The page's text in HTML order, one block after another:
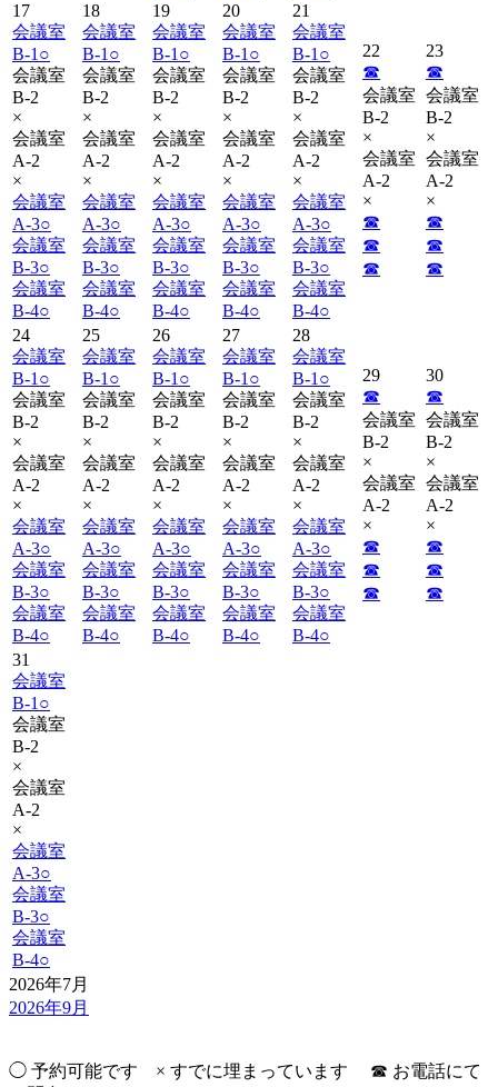
17
会議室
B-1○
会議室
B-2
×
会議室
A-2
×
会議室
A-3○
会議室
B-3○
会議室
B-4○
18
会議室
B-1○
会議室
B-2
×
会議室
A-2
×
会議室
A-3○
会議室
B-3○
会議室
B-4○
19
会議室
B-1○
会議室
B-2
×
会議室
A-2
×
会議室
A-3○
会議室
B-3○
会議室
B-4○
20
会議室
B-1○
会議室
B-2
×
会議室
A-2
×
会議室
A-3○
会議室
B-3○
会議室
B-4○
21
会議室
B-1○
会議室
B-2
×
会議室
A-2
×
会議室
A-3○
会議室
B-3○
会議室
B-4○
22
☎︎
会議室
B-2
×
会議室
A-2
×
☎︎
☎︎
☎︎
23
☎︎
会議室
B-2
×
会議室
A-2
×
☎︎
☎︎
☎︎
24
会議室
B-1○
会議室
B-2
×
会議室
A-2
×
会議室
A-3○
会議室
B-3○
会議室
B-4○
25
会議室
B-1○
会議室
B-2
×
会議室
A-2
×
会議室
A-3○
会議室
B-3○
会議室
B-4○
26
会議室
B-1○
会議室
B-2
×
会議室
A-2
×
会議室
A-3○
会議室
B-3○
会議室
B-4○
27
会議室
B-1○
会議室
B-2
×
会議室
A-2
×
会議室
A-3○
会議室
B-3○
会議室
B-4○
28
会議室
B-1○
会議室
B-2
×
会議室
A-2
×
会議室
A-3○
会議室
B-3○
会議室
B-4○
29
☎︎
会議室
B-2
×
会議室
A-2
×
☎︎
☎︎
☎︎
30
☎︎
会議室
B-2
×
会議室
A-2
×
☎︎
☎︎
☎︎
31
会議室
B-1○
会議室
B-2
×
会議室
A-2
×
会議室
A-3○
会議室
B-3○
会議室
B-4○
2026年7月
2026年9月
◯ 予約可能です × すでに埋まっています ☎︎ お電話にて